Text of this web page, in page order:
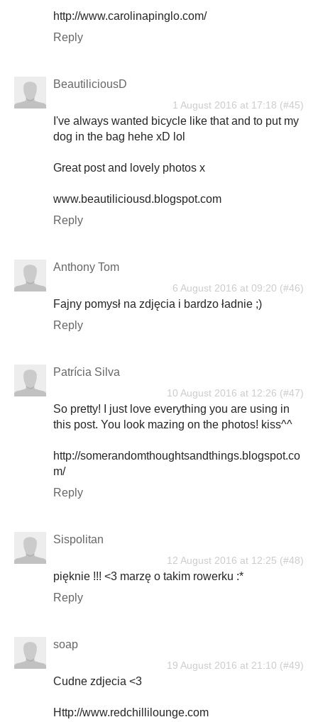
http://www.carolinapinglo.com/
Reply
BeautiliciousD
1 August 2016 at 17:18
I've always wanted bicycle like that and to put my
dog in the bag hehe xD lol
Great post and lovely photos x
www.beautiliciousd.blogspot.com
Reply
Anthony Tom
6 August 2016 at 09:20
Fajny pomysł na zdjęcia i bardzo ładnie ;)
Reply
Patrícia Silva
10 August 2016 at 12:26
So pretty! I just love everything you are using in
this post. You look mazing on the photos! kiss^^
http://somerandomthoughtsandthings.blogspot.co
m/
Reply
Sispolitan
12 August 2016 at 12:25
pięknie !!! <3 marzę o takim rowerku :*
Reply
soap
19 August 2016 at 21:10
Cudne zdjecia <3
Http://www.redchillilounge.com